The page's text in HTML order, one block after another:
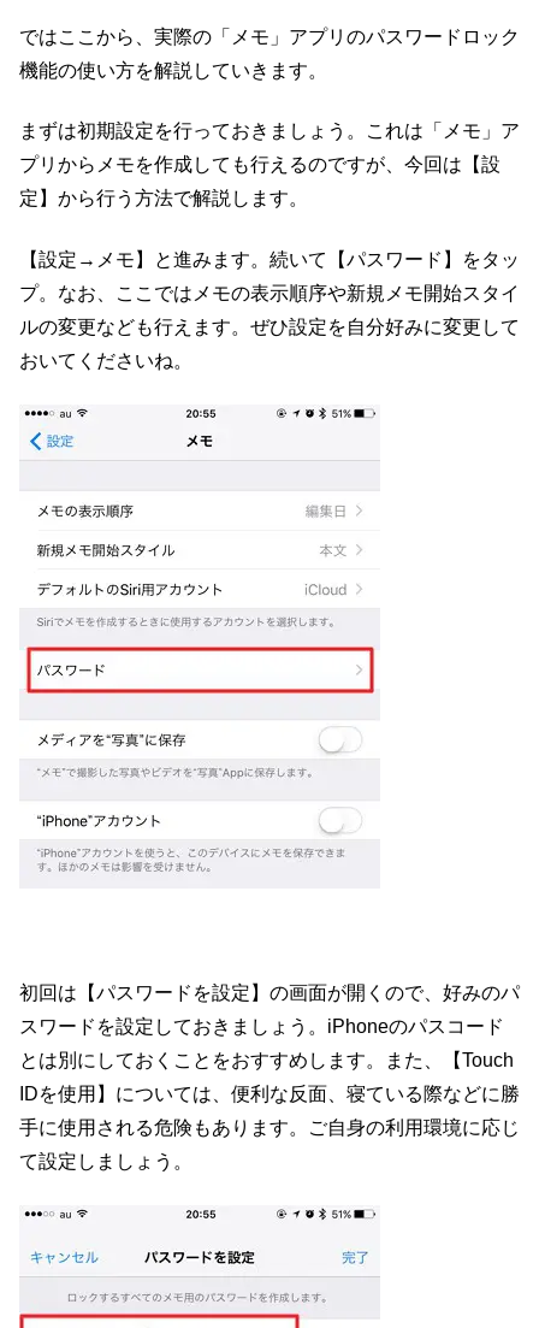
ではここから、実際の「メモ」アプリのパスワードロック
機能の使い方を解説していきます。
まずは初期設定を行っておきましょう。これは「メモ」ア
プリからメモを作成しても行えるのですが、今回は【設
定】から行う方法で解説します。
【設定→メモ】と進みます。続いて【パスワード】をタッ
プ。なお、ここではメモの表示順序や新規メモ開始スタイ
ルの変更なども行えます。ぜひ設定を自分好みに変更して
おいてくださいね。
初回は【パスワードを設定】の画面が開くので、好みのパ
スワードを設定しておきましょう。iPhoneのパスコード
とは別にしておくことをおすすめします。また、【Touch
IDを使用】については、便利な反面、寝ている際などに勝
手に使用される危険もあります。ご自身の利用環境に応じ
て設定しましょう。